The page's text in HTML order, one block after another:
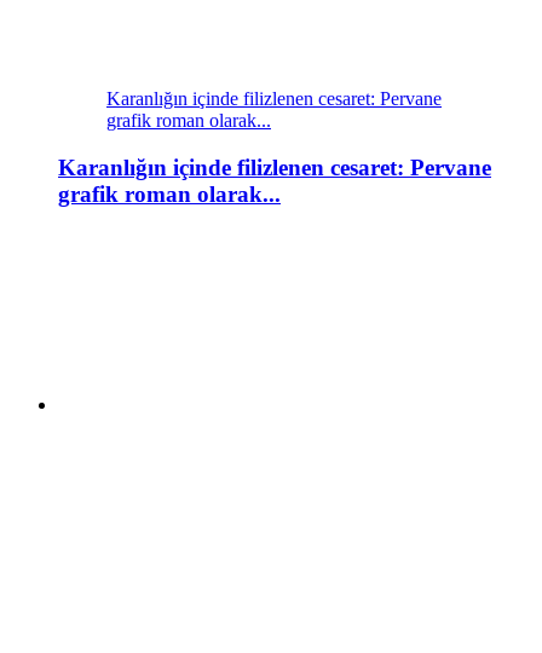
Karanlığın içinde filizlenen cesaret: Pervane
grafik roman olarak...
Karanlığın içinde filizlenen cesaret: Pervane
grafik roman olarak...